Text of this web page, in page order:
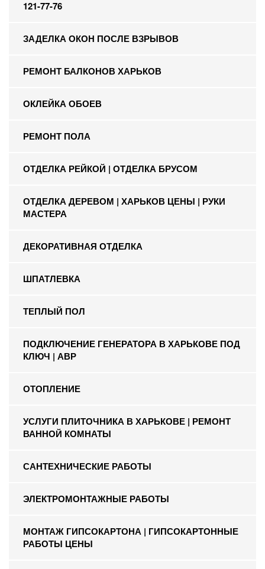
121-77-76
ЗАДЕЛКА ОКОН ПОСЛЕ ВЗРЫВОВ
РЕМОНТ БАЛКОНОВ ХАРЬКОВ
ОКЛЕЙКА ОБОЕВ
РЕМОНТ ПОЛА
ОТДЕЛКА РЕЙКОЙ | ОТДЕЛКА БРУСОМ
ОТДЕЛКА ДЕРЕВОМ | ХАРЬКОВ ЦЕНЫ | РУКИ
МАСТЕРА
ДЕКОРАТИВНАЯ ОТДЕЛКА
ШПАТЛЕВКА
ТЕПЛЫЙ ПОЛ
ПОДКЛЮЧЕНИЕ ГЕНЕРАТОРА В ХАРЬКОВЕ ПОД
КЛЮЧ | АВР
ОТОПЛЕНИЕ
УСЛУГИ ПЛИТОЧНИКА В ХАРЬКОВЕ | РЕМОНТ
ВАННОЙ КОМНАТЫ
САНТЕХНИЧЕСКИЕ РАБОТЫ
ЭЛЕКТРОМОНТАЖНЫЕ РАБОТЫ
МОНТАЖ ГИПСОКАРТОНА | ГИПСОКАРТОННЫЕ
РАБОТЫ ЦЕНЫ